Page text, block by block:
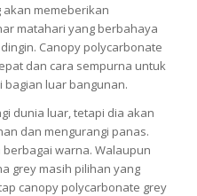
memeberikan
matahari yang berbahaya
Canopy polycarbonate
dan cara sempurna untuk
luar bangunan.
dunia luar, tetapi dia akan
dan mengurangi panas.
warna. Walaupun
grey masih pilihan yang
canopy polycarbonate grey